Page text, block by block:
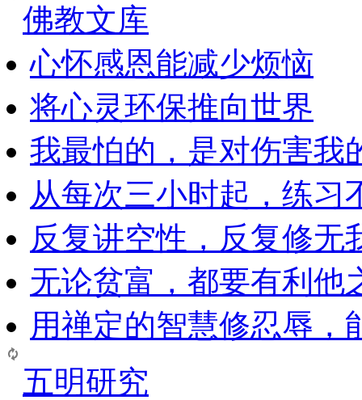
佛教文库
心怀感恩能减少烦恼
将心灵环保推向世界
我最怕的，是对伤害我
从每次三小时起，练习
反复讲空性，反复修无
无论贫富，都要有利他
用禅定的智慧修忍辱，
五明研究